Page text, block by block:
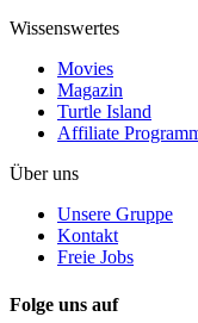
Wissenswertes
Movies
Magazin
Turtle Island
Affiliate
Über uns
Unsere Gruppe
Kontakt
Freie Jobs
Folge uns auf